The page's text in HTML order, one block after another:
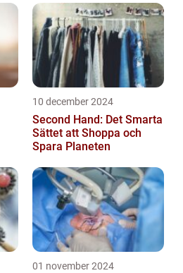
10 december 2024
Second Hand: Det Smarta
Sättet att Shoppa och
Spara Planeten
01 november 2024